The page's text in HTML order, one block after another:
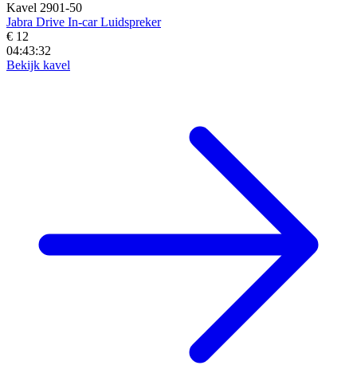
Kavel 2901-50
Jabra Drive In-car Luidspreker
€ 12
04:43:30
Bekijk kavel